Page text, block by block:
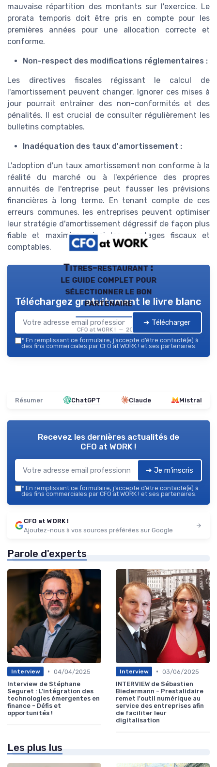
mauvaise répartition des montants sur l'exercice. Le
prorata temporis doit être pris en compte pour les
premières années pour une allocation correcte et
conforme.
Non-respect des modifications réglementaires :
Les directives fiscales régissant le calcul de
l'amortissement peuvent changer. Ignorer ces mises à
jour pourrait entraîner des non-conformités et des
pénalités. Il est crucial de consulter régulièrement les
bulletins comptables.
Inadéquation des taux d'amortissement :
L'adoption d'un taux amortissement non conforme à la
réalité du marché ou à l'expérience des propres
annuités de l'entreprise peut fausser les prévisions
financières à long terme. En tenant compte de ces
erreurs communes, les entreprises peuvent optimiser
leur stratégie d'amortissement dégressif de façon plus
fiable et maximiser ainsi les avantages fiscaux et
comptables.
Titres-restaurant :
le guide complet pour
sélectionner le bon
partenaire
CFO at WORK ! — 2026
Téléchargez gratuitement le livre blanc
➔ Télécharger
* En remplissant ce formulaire, j’accepte d’être contacté(e) à
des fins commerciales par CFO at WORK ! et ses partenaires.
Résumer ChatGPT Claude Mistral
Recevez les dernières actualités de
CFO at WORK !
➔ Je m'inscris
* En remplissant ce formulaire, j’accepte d’être contacté(e) à
des fins commerciales par CFO at WORK ! et ses partenaires.
CFO at WORK !
Ajoutez-nous à vos sources préférées sur Google
Parole d'experts
Interview • 04/04/2025
Interview de Stéphane
Seguret : L'intégration des
technologies émergentes en
finance - Défis et
opportunités !
Interview • 03/06/2025
INTERVIEW de Sébastien
Biedermann - Prestalidaire
remet l'outil numérique au
service des entreprises afin
de faciliter leur
digitalisation
Les plus lus